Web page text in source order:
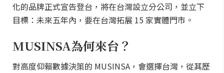
化的品牌正式宣告登台，將在台灣設立分公司，並立下
目標：未來五年內，要在台灣拓展 15 家實體門市。
MUSINSA為何來台？
對高度仰賴數據決策的 MUSINSA，會選擇台灣，從其歷